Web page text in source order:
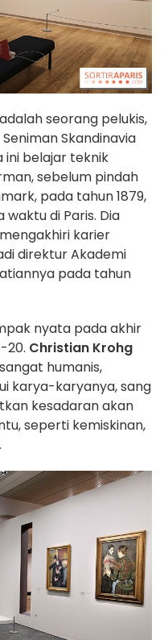
seorang pelukis,
Skandinavia
ini belajar teknik
sebelum pindah
pada tahun 1879,
di Paris. Dia
karier
direktur Akademi
pada tahun
nyata pada akhir
20. Christian Krohg
humanis,
karya-karyanya, sang
kesadaran akan
seperti kemiskinan,